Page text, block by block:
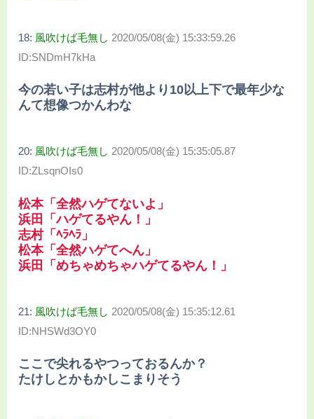
18: 風吹けば毛無し 2020/05/08(金) 15:33:59.26
ID:SNDmH7kHa
今の若い子は志村が他より10以上下で最年少な
んて想像つかんわな
20: 風吹けば毛無し 2020/05/08(金) 15:35:05.87
ID:ZLsqnOIs0
松本「全然ハゲてないよ」
浜田「ハゲてるやん！」
志村「ﾍﾗﾍﾗ」
松本「全然ハゲてへん」
浜田「めちゃめちゃハゲてるやん！」
21: 風吹けば毛無し 2020/05/08(金) 15:35:12.61
ID:NHSWd3OY0
ここで尖れるやつっておるんか？
たけしとかもかしこまりそう